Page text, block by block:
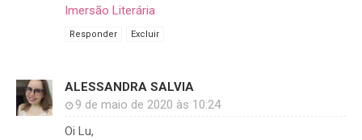
Imersão Literária
Responder Excluir
ALESSANDRA SALVIA
9 de maio de 2020 às 10:24
Oi Lu,